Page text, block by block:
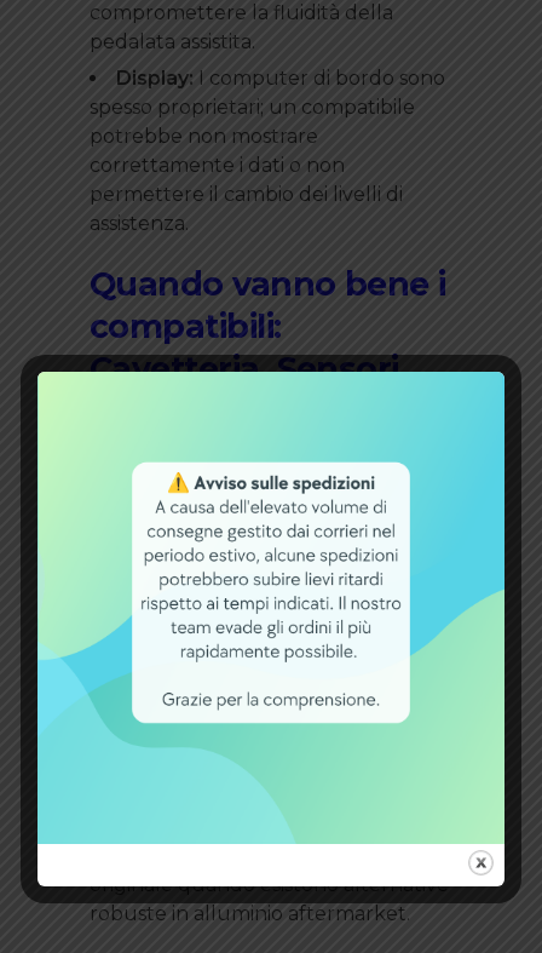
compromettere la fluidità della
pedalata assistita.
Display: I computer di bordo sono
spesso proprietari; un compatibile
potrebbe non mostrare
correttamente i dati o non
permettere il cambio dei livelli di
assistenza.
Quando vanno bene i
compatibili:
Cavetteria, Sensori,
In molti altri casi, il compatibile è una
scelta intelligente:
Cavetteria e connettori:Se le
specifiche di isolamento sono
rispettate, un cavo compatibile
svolge lo stesso identico lavoro.
Sensori di velocità o cadenza:
Molti sono standard e funzionano
perfettamente con diverse
Supporti e accessori meccanici:
Non c’è motivo di pagare il triplo per
originale quando esistono alternative
robuste in alluminio aftermarket.